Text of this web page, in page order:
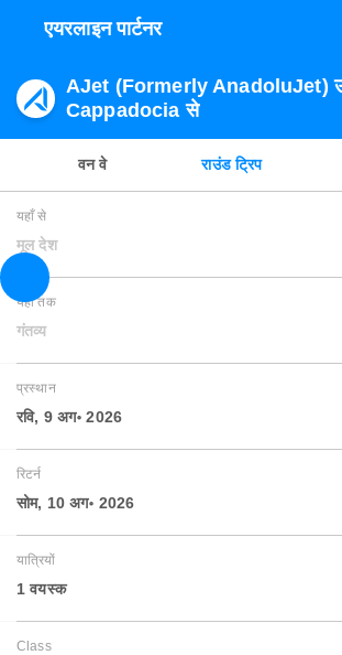
एयरलाइन पार्टनर
AJet (Formerly AnadoluJet)
Cappadocia से
वन वे राउंड ट्रिप
यहाँ से
मूल देश
यहाँ तक
गंतव्य
प्रस्थान
रवि, 9 अग॰ 2026
रिटर्न
सोम, 10 अग॰ 2026
यात्रियों
1 वयस्‍क
Class